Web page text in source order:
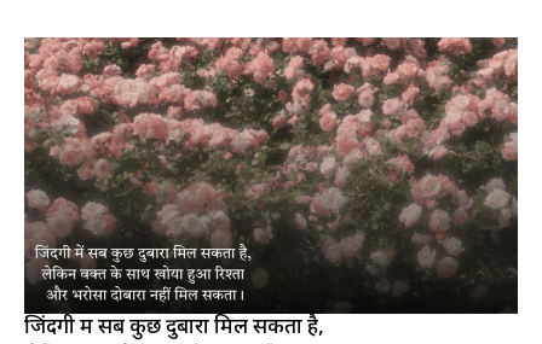
जिंदगी में सब कुछ दुबारा मिल सकता है,